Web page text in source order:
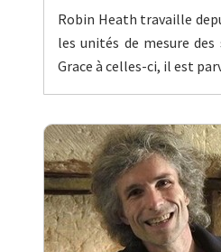
Robin Heath travaille
les unités de mesure
Grace à celles-ci, il est